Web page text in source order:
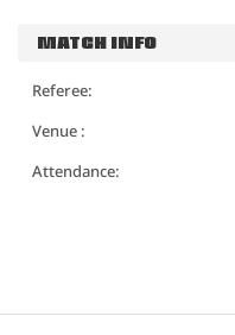
MATCH INFO
Referee:
Venue :
Attendance: